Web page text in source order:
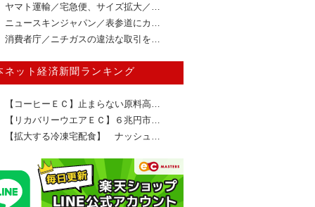
ヤマト運輸／宅急便、サイズ拡大／…
ニュースキンジャパン／表参道にカ…
消費者庁／ニチガスの違法な取引を…
ネット経済新聞ランキング
【コーヒーＥＣ】止まらない原料高…
【リカバリーウエアＥＣ】６兆円市…
【拡大する冷凍宅配食】 ナッシュ…